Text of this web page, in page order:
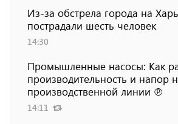
Из-за обстрела города на
пострадали шесть человек
14:30
Промышленные насосы: Как
производительность и напор
производственной линии ℗
14:11